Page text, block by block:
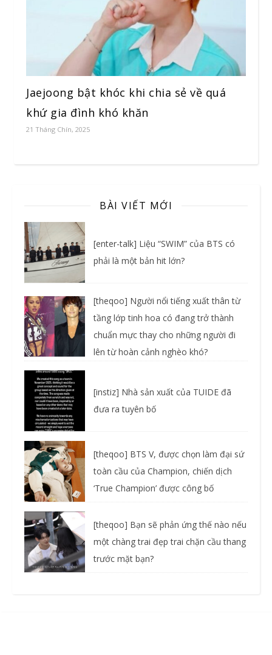
Jaejoong bật khóc khi chia sẻ về quá
khứ gia đình khó khăn
21 Tháng Chín, 2025
BÀI VIẾT MỚI
[enter-talk] Liệu “SWIM” của BTS có
phải là một bản hit lớn?
[theqoo] Người nổi tiếng xuất thân từ
tầng lớp tinh hoa có đang trở thành
chuẩn mực thay cho những người đi
lên từ hoàn cảnh nghèo khó?
[instiz] Nhà sản xuất của TUIDE đã
đưa ra tuyên bố
[theqoo] BTS V, được chọn làm đại sứ
toàn cầu của Champion, chiến dịch
‘True Champion’ được công bố
[theqoo] Bạn sẽ phản ứng thế nào nếu
một chàng trai đẹp trai chặn cầu thang
trước mặt bạn?